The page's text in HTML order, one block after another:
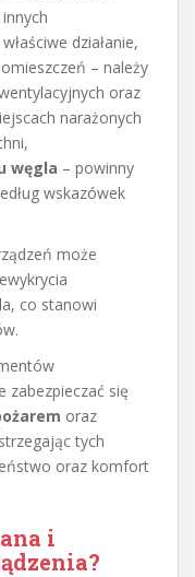
działanie,
– należy
oraz
narażonych
węgla – powinny
wskazówek
może
co stanowi
zabezpieczać się
oraz
tych
oraz komfort
i